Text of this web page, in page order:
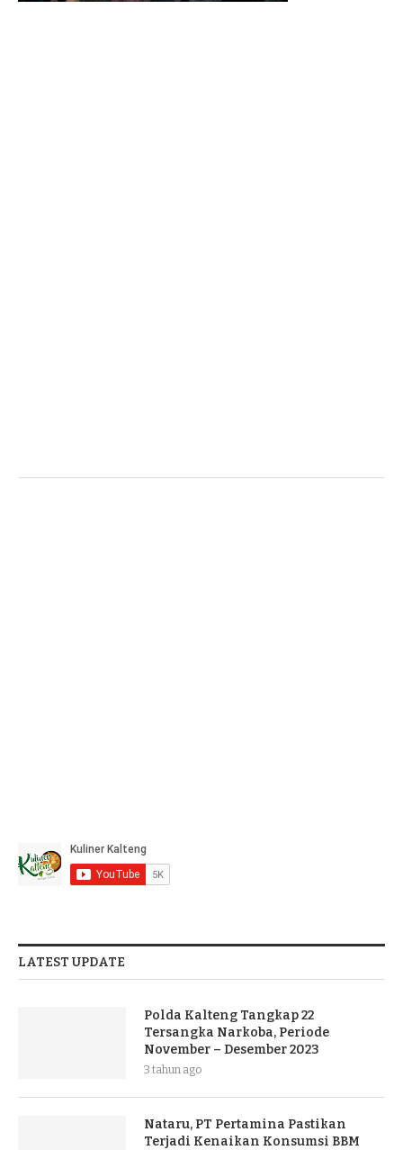
LATEST UPDATE
Polda Kalteng Tangkap 22
Tersangka Narkoba, Periode
November – Desember 2023
3 tahun ago
Nataru, PT Pertamina Pastikan
Terjadi Kenaikan Konsumsi BBM